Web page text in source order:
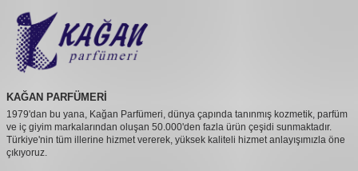
KAĞAN PARFÜMERİ
1979'dan bu yana, Kağan Parfümeri, dünya çapında tanınmış kozmetik, parfüm
ve iç giyim markalarından oluşan 50.000'den fazla ürün çeşidi sunmaktadır.
Türkiye'nin tüm illerine hizmet vererek, yüksek kaliteli hizmet anlayışımızla öne
çıkıyoruz.